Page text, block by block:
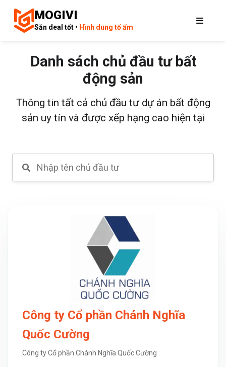
MOGIVI
Săn deal tốt • Hình dung tổ ấm
Danh sách chủ đầu tư bất
động sản
Thông tin tất cả chủ đầu tư dự án bất động
sản uy tín và được xếp hạng cao hiện tại
Công ty Cổ phần Chánh Nghĩa
Quốc Cường
Công ty Cổ phần Chánh Nghĩa Quốc Cường